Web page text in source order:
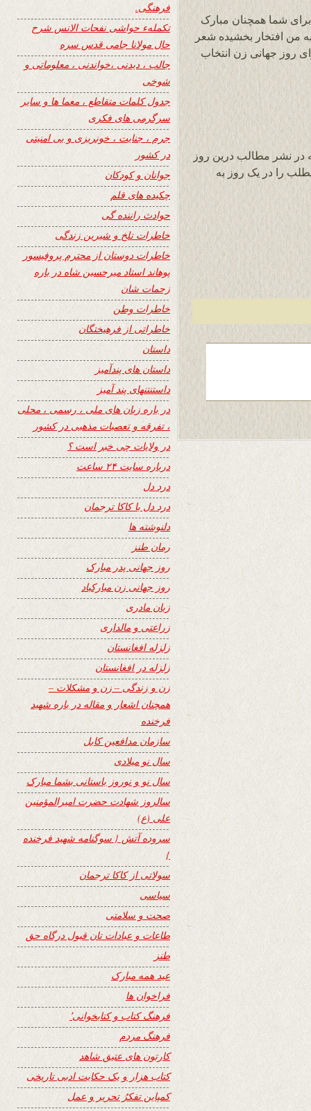
شما همچنان مبارک
من افتخار بخشیده شعر
وزین 24 ساعت برای روز جهانی زن انتخاب
نشر مطالب درین روز
زحمات زیاد کشیده و بیشتر از 50 مطلب را در یک روز به
فرهنگی.
تکملهء حواشی نفحات الانس شرح
حال مولانا جامی قدس سره
جالب ، دیدنی ،خواندنی ، معلوماتی و
شوخی
جدول کلمات متقاطع ، معما ها و سایر
سرگرمی های فکری
جرم ، جنایت ، خونریزی و بی امنیتی
در کشور
جوانان و کودکان
چکیده های قلم
حوادث راننده گی
خاطرات تلخ و شیرین زندگی
خاطرات دوستان از محترم پروفیسور
پوهاند استاد میرحسین شاه در باره
زحمات شان
خاطرات وطن
خاطراتی از فرهیختگان
داستان
داستان های پندآمیز
داستنتنهای پند آمیز
در باره زبان های ملی ، رسمی ، محلی
، تفرقه و تعصبات مذهبی در کشور
در ولایات چی خبر است ؟
درباره سایت ۲۴ ساعت
درد دل
درد دل با کاکا ترجمان
دلنوشته ها
رمان طنز
روز جهانی پدر مبارک
روز جهانی زن مبارکباد
زبان مادری
زراعتی و مالداری
زلزله افغانستان
زلزله در افغانستان
زن و زندگی – زن و مشکلات –
همچنان اشعار و مقاله در باره شهید
فرخنده
سازمان مدافعین کابل
سال نو میلادی
سال نو و نوروز باستانی بشما مبارک
سالروز شهادت حضرت امیرالمؤمنین
علی (ع)
سروده آتش { سوگنامه شهید فرخنده
}
سولاتی از کاکا ترجمان
سیاسی
صحت و سلامتی
طاعات و عبادات تان قبول درگاه حق
طنز
عید همه مبارک
فراخوان ها
فرهنگ کتاب و کتابخوانی٬
فرهنگ مردم
کارتون های عتیق شاهد
کتاب هزار و یک حکایت ادبی تاریخی
کمپاین تفکرُ تحریر و عمل